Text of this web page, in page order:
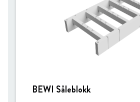
BEWI Såleblokk